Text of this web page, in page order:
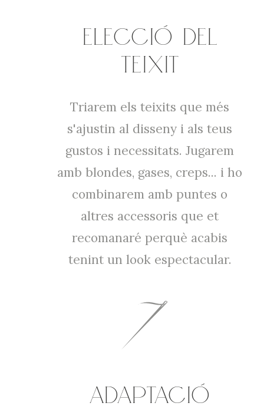
ELECCIÓ DEL
TEIXIT
Triarem els teixits que més
s'ajustin al disseny i als teus
gustos i necessitats. Jugarem
amb blondes, gases, creps... i ho
combinarem amb puntes o
altres accessoris que et
recomanaré perquè acabis
tenint un look espectacular.
ADAPTACIÓ